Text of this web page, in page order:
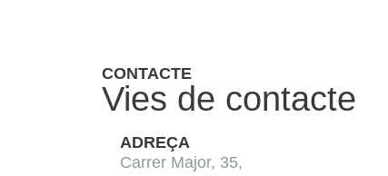
CONTACTE
Vies de contacte
ADREÇA
Carrer Major, 35,